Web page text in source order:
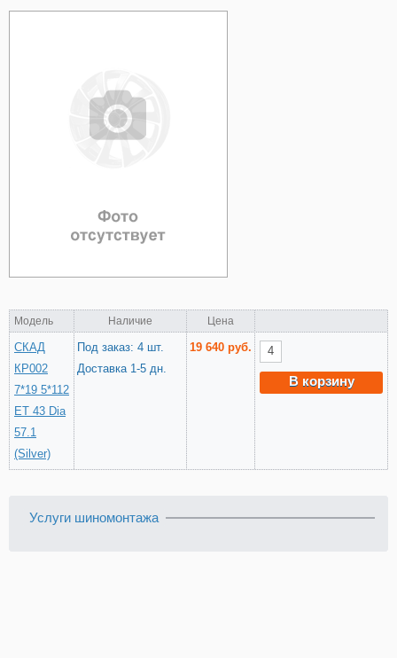
Аксессуары
Модель Наличие Цена
СКАД
КР002
7*19 5*112
ET 43 Dia
57.1
(Silver)
Под заказ: 4 шт.
Доставка 1-5 дн.
19 640 руб.
В корзину
Услуги шиномонтажа